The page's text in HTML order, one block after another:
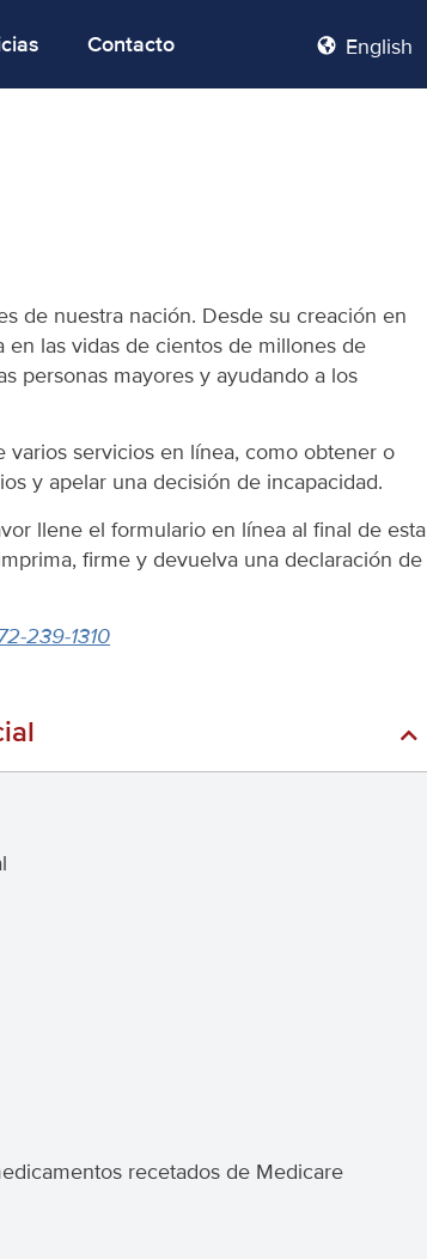
Contacto English
de nuestra nación. Desde su creación en
las vidas de cientos de millones de
personas mayores y ayudando a los
varios servicios en línea, como obtener o
y apelar una decisión de incapacidad.
llene el formulario en línea al final de esta
firme y devuelva una declaración de
239-1310
recetados de Medicare